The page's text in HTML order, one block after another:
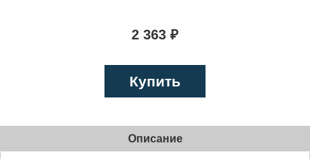
2 363 ₽
Купить
Описание